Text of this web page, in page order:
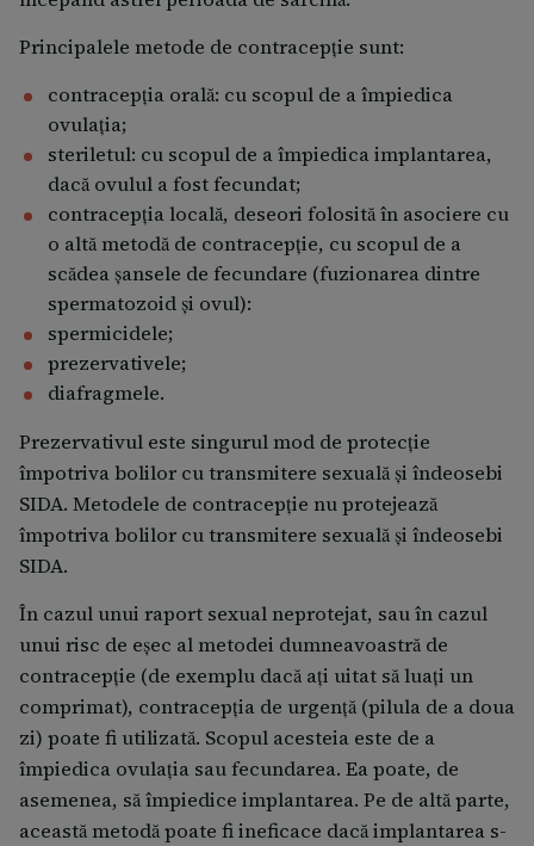
Principalele metode de contracepţie sunt:
contracepţia orală: cu scopul de a împiedica
ovulaţia;
steriletul: cu scopul de a împiedica implantarea,
dacă ovulul a fost fecundat;
contracepţia locală, deseori folosită în asociere cu
o altă metodă de contracepţie, cu scopul de a
scădea şansele de fecundare (fuzionarea dintre
spermatozoid şi ovul):
spermicidele;
prezervativele;
diafragmele.
Prezervativul este singurul mod de protecţie
împotriva bolilor cu transmitere sexuală şi îndeosebi
SIDA. Metodele de contracepţie nu protejează
împotriva bolilor cu transmitere sexuală şi îndeosebi
SIDA.
În cazul unui raport sexual neprotejat, sau în cazul
unui risc de eşec al metodei dumneavoastră de
contracepţie (de exemplu dacă aţi uitat să luaţi un
comprimat), contracepţia de urgenţă (pilula de a doua
zi) poate fi utilizată. Scopul acesteia este de a
împiedica ovulaţia sau fecundarea. Ea poate, de
asemenea, să împiedice implantarea. Pe de altă parte,
această metodă poate fi ineficace dacă implantarea s-